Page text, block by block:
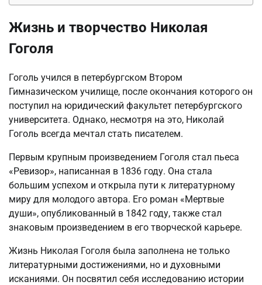
Жизнь и творчество Николая
Гоголя
Гоголь учился в петербургском Втором
Гимназическом училище, после окончания которого он
поступил на юридический факультет петербургского
университета. Однако, несмотря на это, Николай
Гоголь всегда мечтал стать писателем.
Первым крупным произведением Гоголя стал пьеса
«Ревизор», написанная в 1836 году. Она стала
большим успехом и открыла пути к литературному
миру для молодого автора. Его роман «Мертвые
души», опубликованный в 1842 году, также стал
знаковым произведением в его творческой карьере.
Жизнь Николая Гоголя была заполнена не только
литературными достижениями, но и духовными
исканиями. Он посвятил себя исследованию истории